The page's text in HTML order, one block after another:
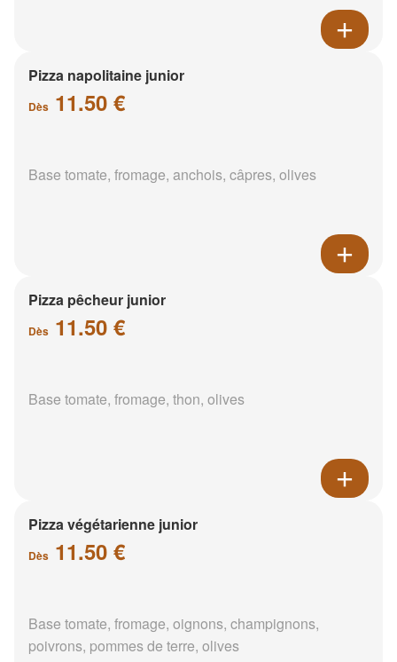
Pizza napolitaine junior
Dès 11.50 €
Base tomate, fromage, anchois, câpres, olives
Pizza pêcheur junior
Dès 11.50 €
Base tomate, fromage, thon, olives
Pizza végétarienne junior
Dès 11.50 €
Base tomate, fromage, oignons, champignons,
poivrons, pommes de terre, olives